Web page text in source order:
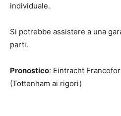
individuale.
Si potrebbe assistere a una
parti.
Pronostico: Eintracht
(Tottenham ai rigori)